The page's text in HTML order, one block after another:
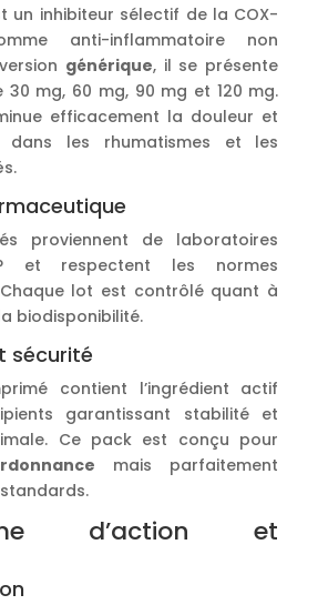
un inhibiteur sélectif de la COX-
anti-inflammatoire non
générique, il se présente
30 mg, 60 mg, 90 mg et 120 mg.
efficacement la douleur et
dans les rhumatismes et les
proviennent de laboratoires
et respectent les normes
Chaque lot est contrôlé quant à
biodisponibilité.
sécurité
contient l’ingrédient actif
garantissant stabilité et
Ce pack est conçu pour
mais parfaitement
d’action et